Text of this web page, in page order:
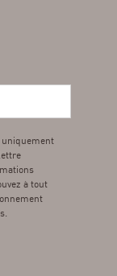
uniquement
à tout